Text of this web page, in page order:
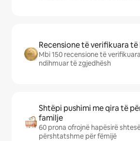
Recensione të verifikuara
Mbi 150 recensione të
ndihmuar të zgjedhësh
Shtëpi pushimi me qira të
familje
60 prona ofrojnë hapësirë
përshtatshme për fëmijë